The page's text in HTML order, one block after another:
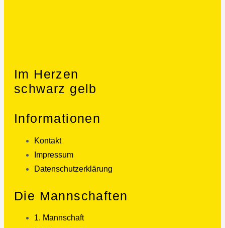
Im Herzen
schwarz gelb
Informationen
Kontakt
Impressum
Datenschutzerklärung
Die Mannschaften
1. Mannschaft